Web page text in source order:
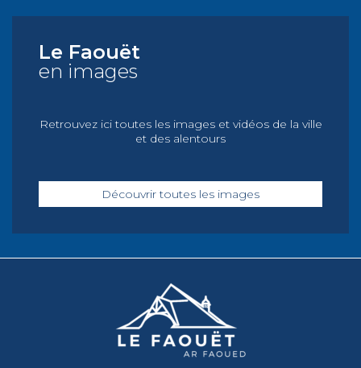
Le Faouët
en images
Retrouvez ici toutes les images et vidéos de la ville
et des alentours
Découvrir toutes les images